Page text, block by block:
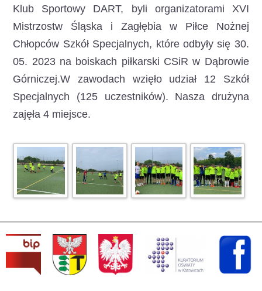
Klub Sportowy DART, byli organizatorami XVI
Mistrzostw Śląska i Zagłębia w Piłce Nożnej
Chłopców Szkół Specjalnych, które odbyły się 30.
05. 2023 na boiskach piłkarski CSiR w Dąbrowie
Górniczej.W zawodach wzięło udział 12 Szkół
Specjalnych (125 uczestników). Nasza drużyna
zajęła 4 miejsce.